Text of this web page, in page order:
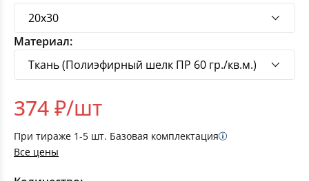
Материал:
374₽/шт
При тираже 1-5 шт. Базовая комплектация
Все цены